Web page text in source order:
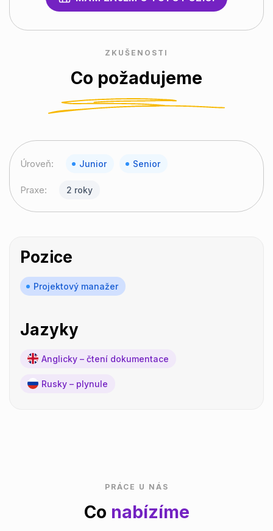
ZKUŠENOSTI
Co požadujeme
Úroveň: Junior Senior
Praxe: 2 roky
Pozice
Projektový manažer
Jazyky
Anglicky – čtení dokumentace
Rusky – plynule
PRÁCE U NÁS
Co nabízíme